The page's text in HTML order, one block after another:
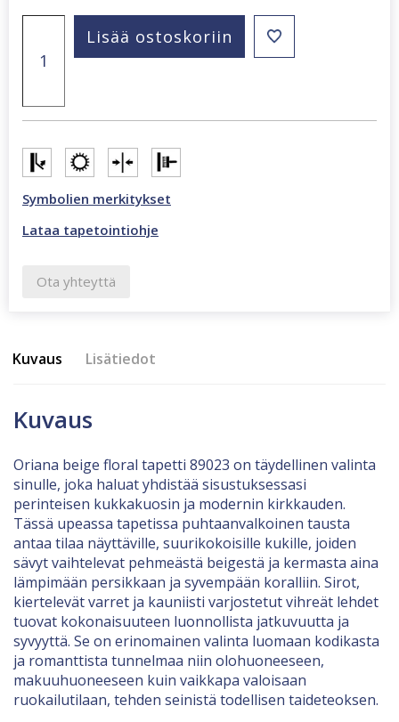
floral
määrä
Lisää ostoskoriin
Symbolien merkitykset
Lataa tapetointiohje
Ota yhteyttä
Kuvaus Lisätiedot
Kuvaus
Oriana beige floral tapetti 89023 on täydellinen valinta
sinulle, joka haluat yhdistää sisustuksessasi
perinteisen kukkakuosin ja modernin kirkkauden.
Tässä upeassa tapetissa puhtaanvalkoinen tausta
antaa tilaa näyttäville, suurikokoisille kukille, joiden
sävyt vaihtelevat pehmeästä beigestä ja kermasta aina
lämpimään persikkaan ja syvempään koralliin. Sirot,
kiertelevät varret ja kauniisti varjostetut vihreät lehdet
tuovat kokonaisuuteen luonnollista jatkuvuutta ja
syvyyttä. Se on erinomainen valinta luomaan kodikasta
ja romanttista tunnelmaa niin olohuoneeseen,
makuuhuoneeseen kuin vaikkapa valoisaan
ruokailutilaan, tehden seinistä todellisen taideteoksen.